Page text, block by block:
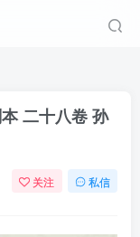
二十八卷 孙
关注 私信